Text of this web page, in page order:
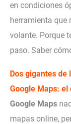
en condiciones
herramienta que
volante. Porque
paso. Saber
Dos gigantes
Google Maps: el
Google Maps
mapas online,